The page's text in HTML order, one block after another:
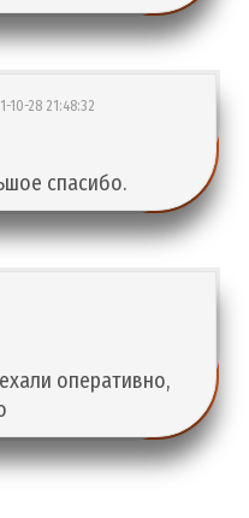
10-28 21:48:32
спасибо.
оперативно,